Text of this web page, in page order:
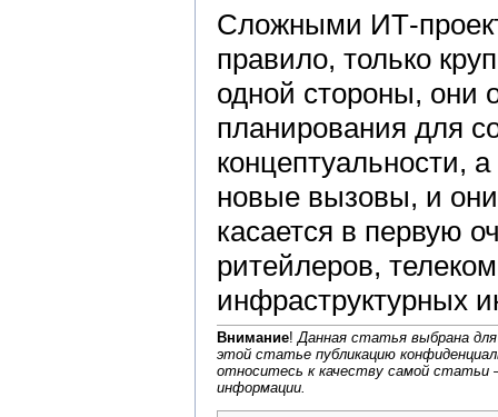
Сложными ИТ-
правило, только
одной стороны, они
планирования для
концептуальности,
новые вызовы, и
касается в первую
ритейлеров,
инфраструктурных
Внимание! Данная статья выбрана
этой статье публикацию
относитесь к качеству самой статьи
информации.